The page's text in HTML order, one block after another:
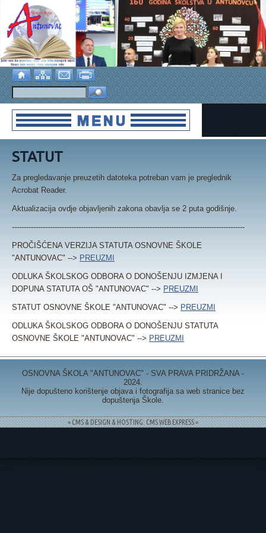
STATUT
Za pregledavanje preuzetih datoteka potreban vam je preglednik
Acrobat Reader.
Aktualizacija ovdje objavljenih zakona obavlja se 2 puta godišnje.
--------------------------------------------------------------------------------------------------
PROČIŠĆENA VERZIJA STATUTA OSNOVNE ŠKOLE
"ANTUNOVAC" --> PREUZMI
ODLUKA ŠKOLSKOG ODBORA O DONOŠENJU IZMJENA I
DOPUNA STATUTA OŠ "ANTUNOVAC" --> PREUZMI
STATUT OSNOVNE ŠKOLE "ANTUNOVAC" --> PREUZMI
ODLUKA ŠKOLSKOG ODBORA O DONOŠENJU STATUTA
OSNOVNE ŠKOLE "ANTUNOVAC" --> PREUZMI
OSNOVNA ŠKOLA "ANTUNOVAC" - SVA PRAVA PRIDRŽANA -
2024.
Nije dopušteno korištenje objava i fotografija sa web stranice bez
dopuštenja Škole.
= CMS & DESIGN & HOSTING: CMS WEB EXPRESS =